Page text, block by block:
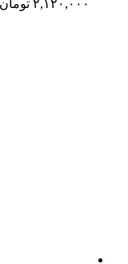
۲,۱۲۰,۰۰۰ تومان